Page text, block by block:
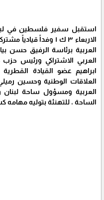
استقبل سفير فلسطين في
الاربعاء ٣ ك ١ وفداً
العربية برئاسة الرفيق حسن
العربي الاشتراكي ورئيس
ابراهيم عضو القيادة
العلاقات الوطنية وحسين
العربية ومسؤول ساحة
الساحة ، للتهنئة بتوليه